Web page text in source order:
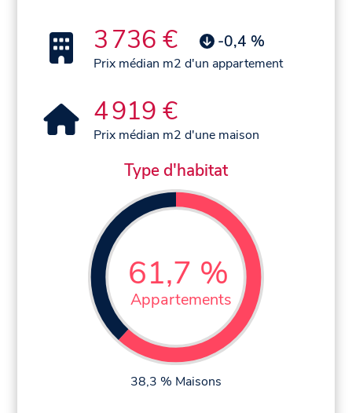
3 736 € -0,4 %
Prix médian m2 d'un appartement
4 919 €
Prix médian m2 d'une maison
Type d'habitat
61,7 %
Appartements
38,3 % Maisons